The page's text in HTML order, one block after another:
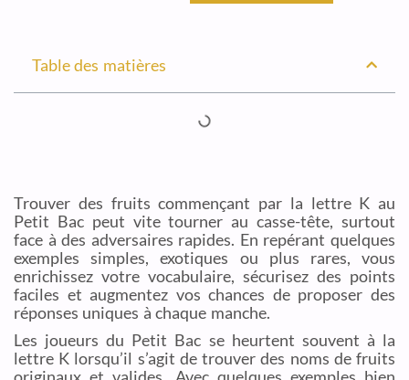
Table des matières
Trouver des fruits commençant par la lettre K au
Petit Bac peut vite tourner au casse-tête, surtout
face à des adversaires rapides. En repérant quelques
exemples simples, exotiques ou plus rares, vous
enrichissez votre vocabulaire, sécurisez des points
faciles et augmentez vos chances de proposer des
réponses uniques à chaque manche.
Les joueurs du Petit Bac se heurtent souvent à la
lettre K lorsqu’il s’agit de trouver des noms de fruits